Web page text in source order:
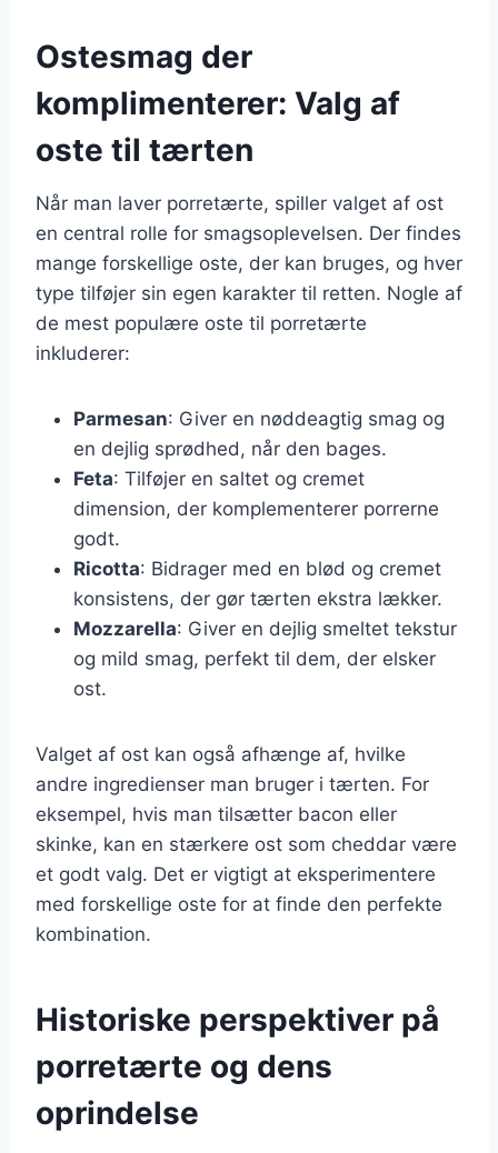
Ostesmag der
komplimenterer: Valg af
oste til tærten
Når man laver porretærte, spiller valget af ost
en central rolle for smagsoplevelsen. Der findes
mange forskellige oste, der kan bruges, og hver
type tilføjer sin egen karakter til retten. Nogle af
de mest populære oste til porretærte
inkluderer:
Parmesan: Giver en nøddeagtig smag og
en dejlig sprødhed, når den bages.
Feta: Tilføjer en saltet og cremet
dimension, der komplementerer porrerne
godt.
Ricotta: Bidrager med en blød og cremet
konsistens, der gør tærten ekstra lækker.
Mozzarella: Giver en dejlig smeltet tekstur
og mild smag, perfekt til dem, der elsker
ost.
Valget af ost kan også afhænge af, hvilke
andre ingredienser man bruger i tærten. For
eksempel, hvis man tilsætter bacon eller
skinke, kan en stærkere ost som cheddar være
et godt valg. Det er vigtigt at eksperimentere
med forskellige oste for at finde den perfekte
kombination.
Historiske perspektiver på
porretærte og dens
oprindelse